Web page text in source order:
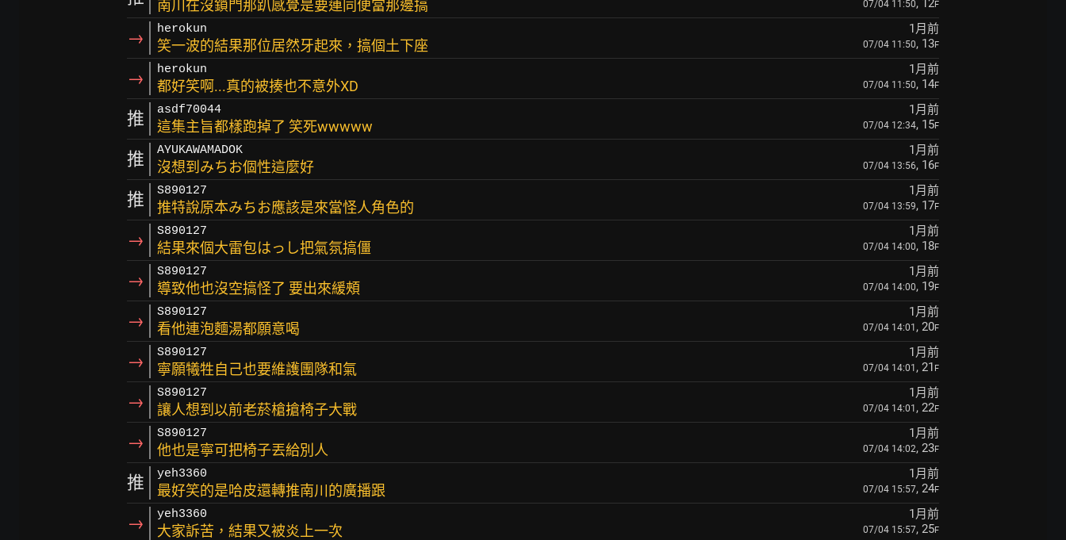
南川在沒鎖門那趴感覺是要連同便當那邊搞 07/04 11:50, 12F
→ herokun 1月前
笑一波的結果那位居然牙起來，搞個土下座 07/04 11:50, 13F
→ herokun 1月前
都好笑啊...真的被揍也不意外XD 07/04 11:50, 14F
推 asdf70044 1月前
這集主旨都樣跑掉了 笑死wwwww 07/04 12:34, 15F
推 AYUKAWAMADOK 1月前
沒想到みちお個性這麼好 07/04 13:56, 16F
推 S890127 1月前
推特說原本みちお應該是來當怪人角色的 07/04 13:59, 17F
→ S890127 1月前
結果來個大雷包はっし把氣氛搞僵 07/04 14:00, 18F
→ S890127 1月前
導致他也沒空搞怪了 要出來緩頰 07/04 14:00, 19F
→ S890127 1月前
看他連泡麵湯都願意喝 07/04 14:01 , 20F
→ S890127 1月前
寧願犧牲自己也要維護團隊和氣 07/04 14:01 , 21 F
→ S890127 1月前
讓人想到以前老菸槍搶椅子大戰 07/04 14:01 , 22F
→ S890127 1月前
他也是寧可把椅子丟給別人 07/04 14:02, 23F
推 yeh3360 1月前
最好笑的是哈皮還轉推南川的廣播跟 07/04 15:57, 24F
→ yeh3360 1月前
大家訴苦，結果又被炎上一次 07/04 15:57, 25F